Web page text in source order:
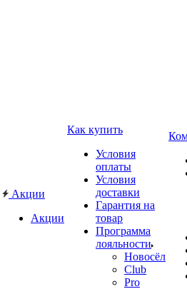
Акции
Акции
Как купить
Условия
оплаты
Условия
доставки
Гарантия на
товар
Программа
лояльности
Новосёл
Club
Pro